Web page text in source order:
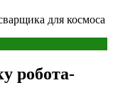
для космоса
робота-